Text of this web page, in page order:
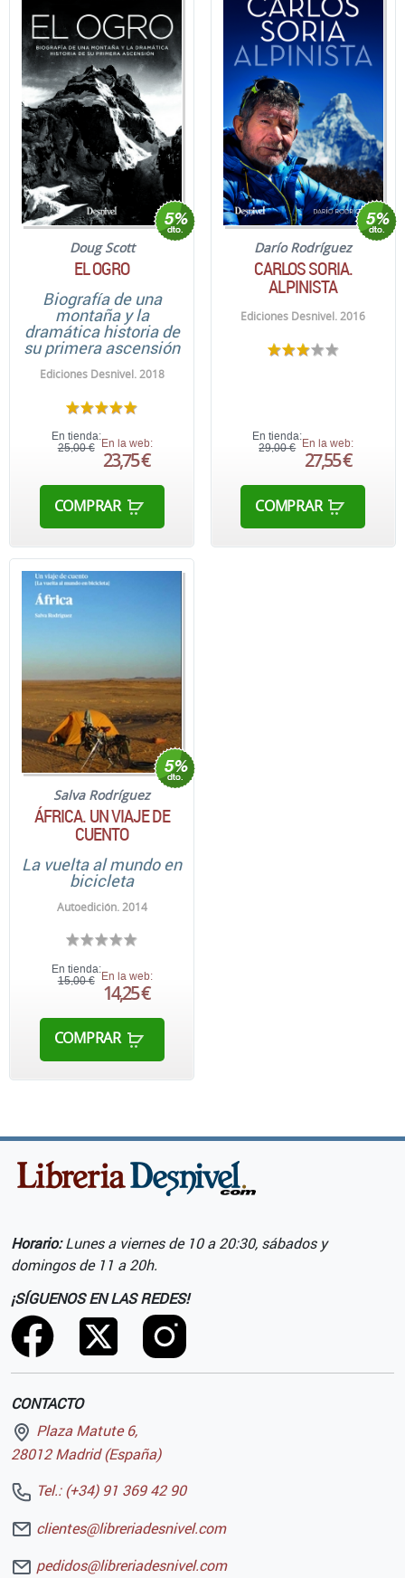
Doug Scott
EL OGRO
Biografía de una
montaña y la
dramática historia de
su primera ascensión
Ediciones Desnivel. 2018
En tienda:
25,00 € En la web:
23,75 €
COMPRAR
Darío Rodríguez
CARLOS SORIA.
ALPINISTA
Ediciones Desnivel. 2016
En tienda:
29,00 €
En la web:
27,55 €
COMPRAR
Salva Rodríguez
ÁFRICA. UN VIAJE DE
CUENTO
La vuelta al mundo en
bicicleta
Autoedición. 2014
En tienda:
15,00 € En la web:
14,25 €
COMPRAR
Horario:Lunes a viernes de 10 a 20:30, sábados y
domingos de 11 a 20h.
¡SÍGUENOS EN LAS REDES!
CONTACTO
Plaza Matute 6,
28012 Madrid (España)
Tel.: (+34) 91 369 42 90
clientes@libreriadesnivel.com
pedidos@libreriadesnivel.com